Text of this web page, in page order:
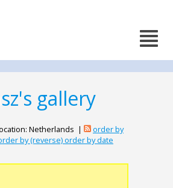
gallery
Netherlands |
order by
by (reverse) order by date